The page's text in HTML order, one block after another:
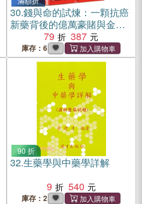
30.錢與命的試煉：一顆抗癌
新藥背後的億萬豪賭與金權
79 387
庫存：6
90 折
32.生藥學與中藥學詳解
9
540
庫存：2